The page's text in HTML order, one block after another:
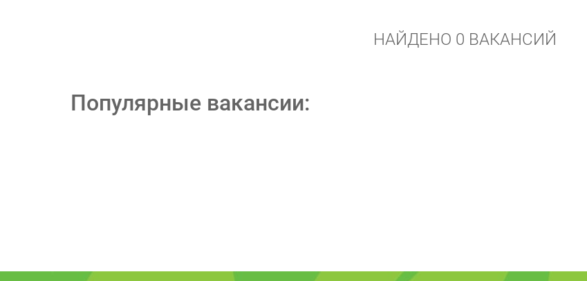
НАЙДЕНО 0 ВАКАНСИЙ
Популярные вакансии: